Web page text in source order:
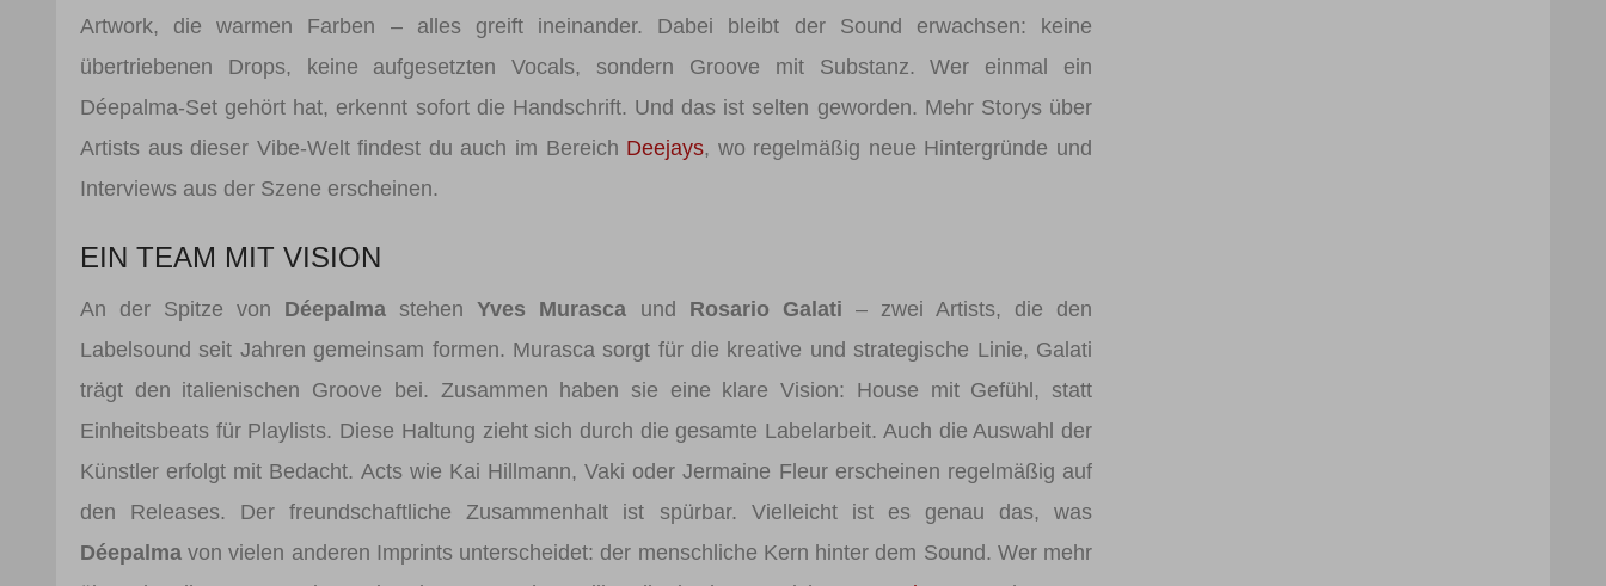
Artwork, die warmen Farben – alles greift ineinander. Dabei bleibt der Sound erwachsen: keine
übertriebenen Drops, keine aufgesetzten Vocals, sondern Groove mit Substanz. Wer einmal ein
Déepalma-Set gehört hat, erkennt sofort die Handschrift. Und das ist selten geworden. Mehr Storys über
Artists aus dieser Vibe-Welt findest du auch im Bereich Deejays, wo regelmäßig neue Hintergründe und
Interviews aus der Szene erscheinen.
EIN TEAM MIT VISION
An der Spitze von Déepalma stehenYves Murasca und Rosario Galati – zwei Artists, die den
Labelsound seit Jahren gemeinsam formen. Murasca sorgt für die kreative und strategische Linie, Galati
trägt den italienischen Groove bei. Zusammen haben sie eine klare Vision: House mit Gefühl, statt
Einheitsbeats für Playlists. Diese Haltung zieht sich durch die gesamte Labelarbeit. Auch die Auswahl der
Künstler erfolgt mit Bedacht. Acts wie Kai Hillmann, Vaki oder Jermaine Fleur erscheinen regelmäßig auf
den Releases. Der freundschaftliche Zusammenhalt ist spürbar. Vielleicht ist es genau das, was
Déepalma von vielen anderen Imprints unterscheidet: der menschliche Kern hinter dem Sound. Wer mehr